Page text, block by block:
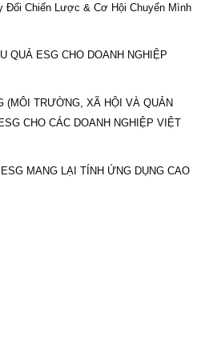
Đổi Chiến Lược & Cơ Hội Chuyển Mình
QUẢ ESG CHO DOANH NGHIỆP
(MÔI TRƯỜNG, XÃ HỘI VÀ QUẢN
CHO CÁC DOANH NGHIỆP VIỆT
MANG LẠI TÍNH ỨNG DỤNG CAO